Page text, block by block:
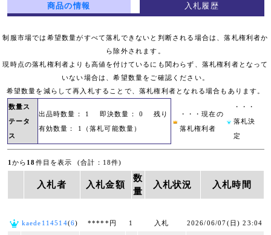
商品の情報 入札履歴
制服市場では希望数量がすべて落札できないと判断される場合は、落札権利者か
ら除外されます。
現時点の落札権利者よりも高値を付けているにも関わらず、落札権利者となって
いない場合は、希望数量をご確認ください。
希望数量を減らして再入札することで、落札権利者となれる場合もあります。
数量ス
テータ
ス
出品時数量： 1 即決数量： 0 残り
有効数量： 1（落札可能数量）
・・・現在の
落札権利者
・・・
落札決
定
1 から 18件目を表示 (合計：18件)
入札者 入札金額
数
量
入札状況 入札時間
kaede114514(6) *****円 1 入札 2026/06/07(日) 23:04